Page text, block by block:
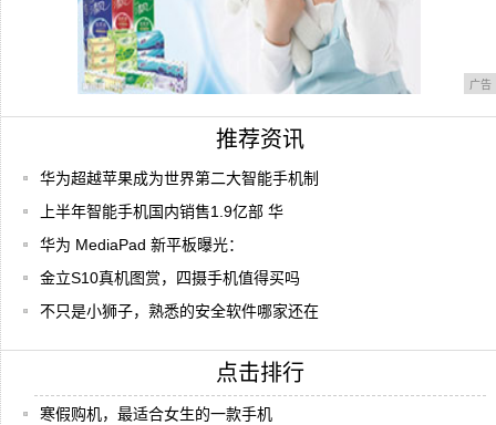
广告
推荐资讯
华为超越苹果成为世界第二大智能手机制
上半年智能手机国内销售1.9亿部 华
华为 MediaPad 新平板曝光：
金立S10真机图赏，四摄手机值得买吗
不只是小狮子，熟悉的安全软件哪家还在
点击排行
寒假购机，最适合女生的一款手机